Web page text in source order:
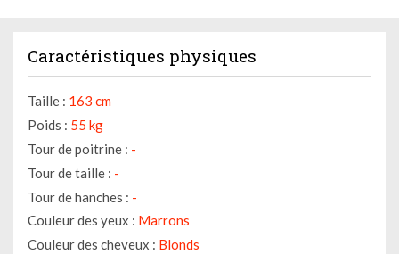
Caractéristiques physiques
Taille : 163 cm
Poids : 55 kg
Tour de poitrine : -
Tour de taille : -
Tour de hanches : -
Couleur des yeux : Marrons
Couleur des cheveux : Blonds